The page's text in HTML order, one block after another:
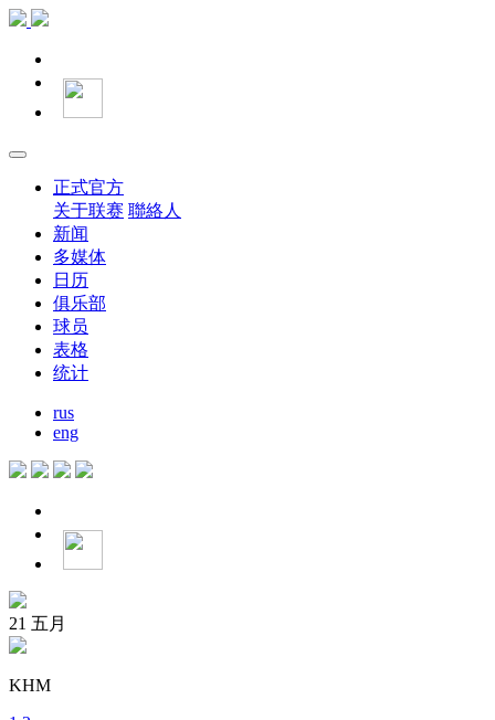
正式官方
关于联赛 聯絡人
新闻
多媒体
日历
俱乐部
球员
表格
统计
rus
eng
21 五月
KHM